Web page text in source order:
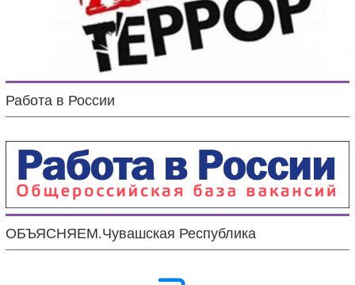
Работа в России
ОБЪЯСНЯЕМ.Чувашская Республика